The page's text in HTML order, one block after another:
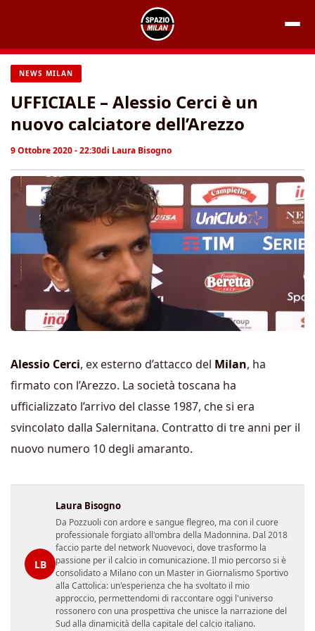
contenuto
NEWS MILAN
UFFICIALE – Alessio Cerci è un
nuovo calciatore dell’Arezzo
9 Ottobre 2020 - 22:30di Laura Bisogno
Alessio Cerci, ex esterno d’attacco del Milan, ha
firmato con l’Arezzo. La società toscana ha
ufficializzato l’arrivo del classe 1987, che si era
svincolato dalla Salernitana. Contratto di tre anni per il
nuovo numero 10 degli amaranto.
LB
Laura Bisogno
Da Pozzuoli con ardore e sangue flegreo, ma con il cuore
professionale forgiato all'ombra della Madonnina. Dal 2018
faccio parte del network Nuovevoci, dove trasformo la
passione per il calcio in comunicazione. Il mio percorso si è
consolidato a Milano con un Master in Giornalismo Sportivo
alla Cattolica: un'esperienza che ha svoltato il mio
approccio, permettendomi di raccontare oggi l'universo
rossonero con una prospettiva che unisce la narrazione del
Sud alla dinamicità della capitale del calcio italiano.